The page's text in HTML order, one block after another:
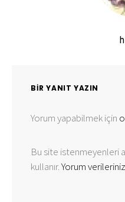
BIR YANIT YAZIN
Yorum yapabilmek için
Bu site istenmeyenleri
kullanır.Yorum